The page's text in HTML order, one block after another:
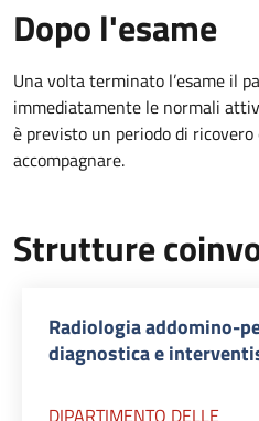
Dopo l'esame
Una volta terminato l’esame il
immediatamente le normali
è previsto un periodo di
accompagnare.
Strutture
Radiologia addomino-
diagnostica e
DIPARTIMENTO DELLE